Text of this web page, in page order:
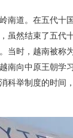
南道。在五代十
虽然结束了五代
当时，越南被称
南向中原王朝学
科举制度的时间